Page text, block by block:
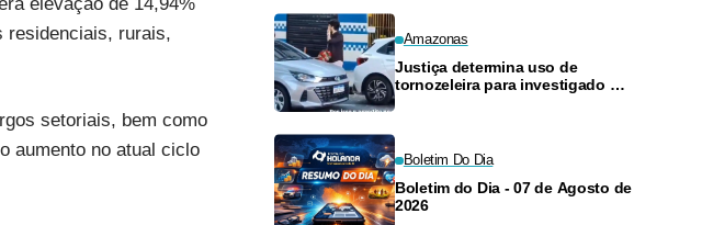
residenciais, rurais,
setoriais, bem como
aumento no atual ciclo
Amazonas
Justiça determina uso de
tornozeleira para investigado por
Boletim Do Dia
Boletim do Dia - 07 de Agosto de
2026